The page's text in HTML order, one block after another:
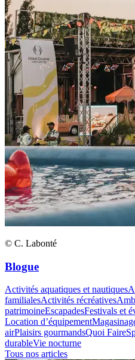
© C. Labonté
Blogue
Activités aquatiques et nautiques
familialesActivités récréatives
patrimoineEscapadesFestivals et
Location d’équipement
airPlaisirs gourmandsQuoi Faire
durableVie nocturne
Tous nos articles